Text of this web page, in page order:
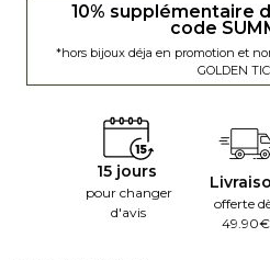
10% supplémentaire
code
*hors bijoux déja en promotion et
GOLDEN
15 jours
pour changer
d'avis
offerte
49.90€